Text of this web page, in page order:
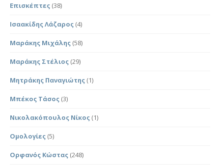
Επισκέπτες (38)
Ισαακίδης Λάζαρος (4)
Μαράκης Μιχάλης (58)
Μαράκης Στέλιος (29)
Μητράκης Παναγιώτης (1)
Μπέκος Τάσος (3)
Νικολακόπουλος Νίκος (1)
Ομολογίες (5)
Ορφανός Κώστας (248)